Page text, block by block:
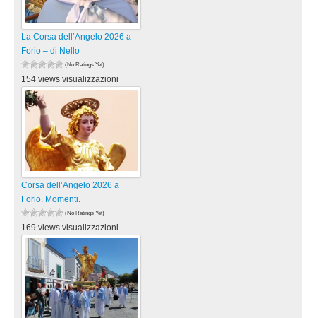
La Corsa dell’Angelo 2026 a
Forio – di Nello
(No Ratings Yet)
154 views visualizzazioni
Corsa dell’Angelo 2026 a
Forio. Momenti.
(No Ratings Yet)
169 views visualizzazioni